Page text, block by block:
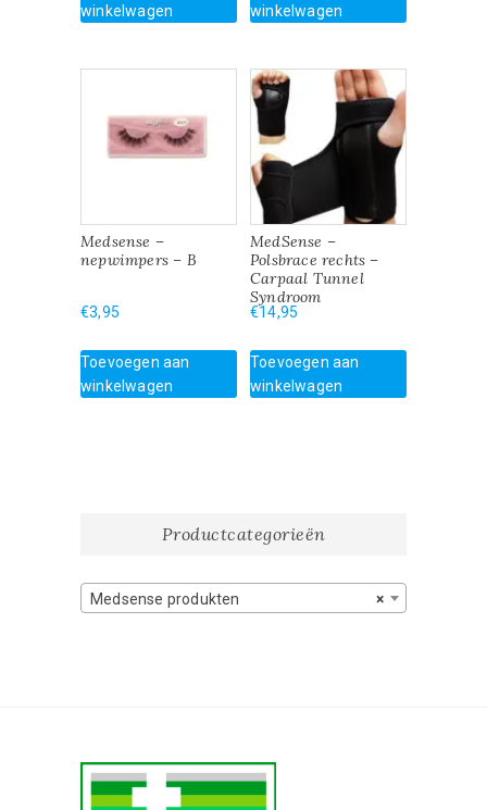
winkelwagen
winkelwagen
Medsense –
nepwimpers – B
€3,95
Toevoegen aan
winkelwagen
MedSense –
Polsbrace rechts –
Carpaal Tunnel
Syndroom
€14,95
Toevoegen aan
winkelwagen
Productcategorieën
×
Medsense produkten